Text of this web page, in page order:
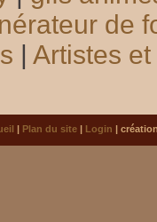
de
Artistes
Plan du site| Login |